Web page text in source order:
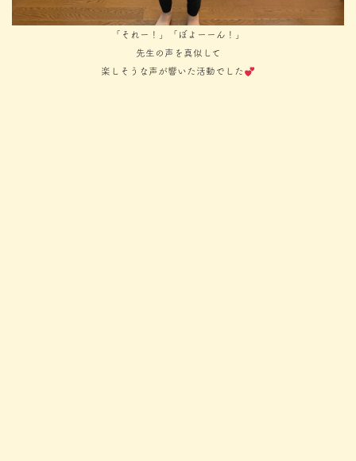
「それー！」「ぼよーーん！」
先生の声を真似して
楽しそうな声が響いた活動でした